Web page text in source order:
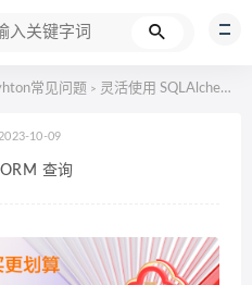
常见问题 > 灵活使用 SQLAlchemy 中的 ORM 查询
2023-10-09
查询